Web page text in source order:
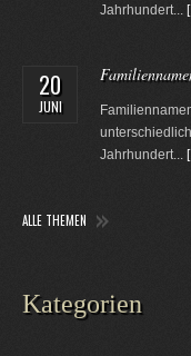
Jahrhundert...
20
JUNI
Jahrhundert...
ALLE THEMEN
Kategorien